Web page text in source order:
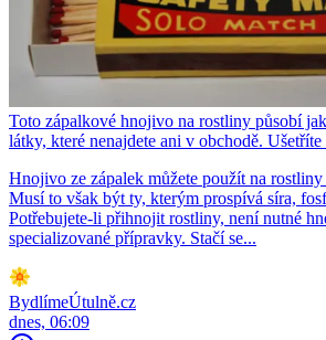
Toto zápalkové hnojivo na rostliny působí
látky, které nenajdete ani v obchodě. Ušetříte
Hnojivo ze zápalek můžete použít na
Musí to však být ty, kterým prospívá síra,
Potřebujete-li přihnojit rostliny, není nutné
specializované přípravky. Stačí se...
BydlímeÚtulně.cz
dnes, 06:09